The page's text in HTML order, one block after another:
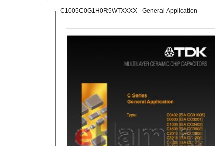
C1005C0G1H0R5WTXXXX - General Application